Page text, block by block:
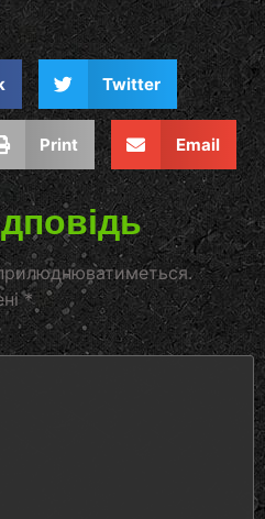
Twitter
Print Email
*